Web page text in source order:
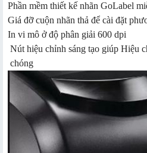
Phần mềm thiết kế nhãn GoLabel
Giá đỡ cuộn nhãn thả để cài đặt
In vi mô ở độ phân giải 600 dpi
Nút hiệu chỉnh sáng tạo giúp Hiệu
chóng